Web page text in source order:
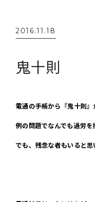
2016.11.18
鬼十則
電通の手帳から『鬼十則』
例の問題でなんでも過労を
でも、残念な者もいると思